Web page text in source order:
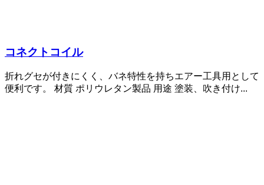
コネクトコイル
折れグセが付きにくく、バネ特性を持ちエアー工具用として
便利です。 材質 ポリウレタン製品 用途 塗装、吹き付け...